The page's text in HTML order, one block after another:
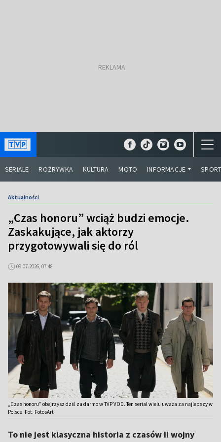
SERIALE ROZRYWKA KULTURA MOTO INFORMACJE
Aktualności
„Czas honoru” wciąż budzi emocje.
Zaskakujące, jak aktorzy
przygotowywali się do ról
09.07.2026, 07:48
„Czas honoru” obejrzysz dziś za darmo w TVP VOD. Ten serial wielu uważa za najlepszy w
Polsce. Fot. FotosArt
To nie jest klasyczna historia z czasów II wojny